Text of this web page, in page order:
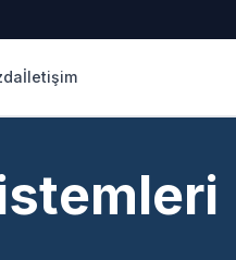
İletişim